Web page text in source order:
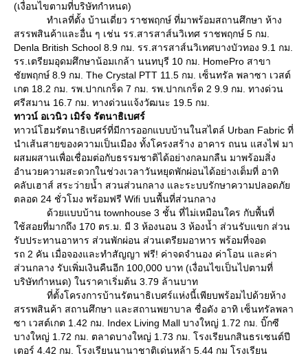
(เงื่อนไขตามที่บริษัทกำหนด)
ทำเลที่ตั้ง บ้านเดี่ยว ราชพฤกษ์ ที่มาพร้อมสถานศึกษา ห้าง
สรรพสินค้าและอื่น ๆ เช่น รร.สารสาส์นวิเทศ ราชพฤกษ์ 5 กม.
Denla British School 8.9 กม. รร.สารสาส์นวิเทศบางบัวทอง 9.1 กม.
รร.เตรียมอุดมศึกษาน้อมเกล้า นนทบุรี 10 กม. HomePro สาขา
ชัยพฤกษ์ 8.9 กม. The Crystal PTT 11.5 กม. เซ็นทรัล พลาซา เวสต์
เกต 18.2 กม. รพ.ปากเกร็ด 7 กม. รพ.ปากเกร็ด 2 9.9 กม. ทางด่วน
ศรีสมาน 16.7 กม. ทางด่วนแจ้งวัฒนะ 19.5 กม.
ทาวน์ อเวนิว เมิร์จ รัตนาธิเบศร์
ทาวน์โฮมรัตนาธิเบศร์ที่มีการออกแบบบ้านในสไตล์ Urban Fabric ที่
นำเส้นสายของความเป็นเมือง ทั้งโครงสร้าง อาคาร ถนน แสงไฟ มา
ผสมผสานเพื่อเชื่อมต่อกับธรรมชาติได้อย่างกลมกลืน มาพร้อมสิ่ง
อำนวยความสะดวกในช่วงเวลาวันหยุดพักผ่อนได้อย่างเต็มที่ อาทิ
คลับเฮาส์ สระว่ายน้ำ สวนส่วนกลาง และระบบรักษาความปลอดภั
ตลอด 24 ชั่วโมง พร้อมฟรี Wifi บนพื้นที่ส่วนกลาง
ด้วยแบบบ้าน townhouse 3 ชั้น ที่ไม่เหมือนใคร กับพื้นที่
ช้สอยที่มากถึง 170 ตร.ม. มี 3 ห้องนอน 3 ห้องน้ำ ส่วนรับแขก ส่วน
รับประทานอาหาร ส่วนพักผ่อน ส่วนเตรียมอาหาร พร้อมที่จอด
รถ 2 คัน เมื่อจองและทำสัญญา ฟรี! ค่าจดจำนอง ค่าโอน และค่า
ส่วนกลาง รับเพิ่มเงินคืนอีก 100,000 บาท (เงื่อนไขเป็นไปตามที่
บริษัทกำหนด) ในราคาเริ่มต้น 3.79 ล้านบาท
ที่ตั้งโครงการบ้านรัตนาธิเบศร์แห่งนี้เพียบพร้อมไปด้วยห้าง
สรรพสินค้า สถานศึกษา และสถานพยาบาล ชื่อดัง อาทิ เซ็นทรัลพลา
ซา เวสต์เกต 1.42 กม. Index Living Mall บางใหญ่ 1.72 กม. บิ๊กซี
บางใหญ่ 1.72 กม. ตลาดบางใหญ่ 1.73 กม. โรงเรียนกสินธรเซนต์ปี
เตอร์ 4.42 กม. โรงเรียนนานาชาติเด่นหล้า 5.44 กม โรงเรียน